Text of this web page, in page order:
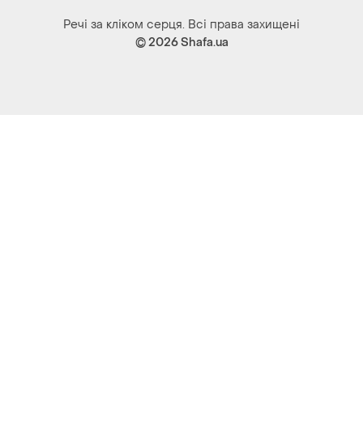
Речі за кліком серця. Всі права захищені
© 2026Shafa.ua